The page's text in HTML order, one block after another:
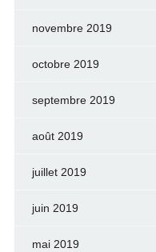
novembre 2019
octobre 2019
septembre 2019
août 2019
juillet 2019
juin 2019
mai 2019